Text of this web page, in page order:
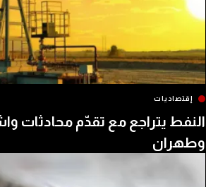
إقتصاديات
النفط يتراجع مع تقدّم محادثات
وطهران